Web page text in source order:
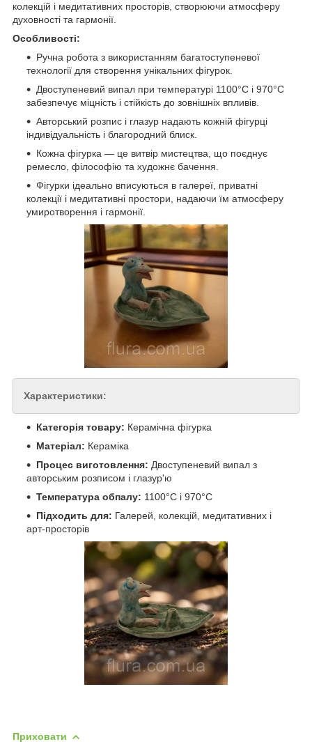
колекцій і медитативних просторів, створюючи атмосферу
духовності та гармонії.
Особливості:
Ручна робота з використанням багатоступеневої
технології для створення унікальних фігурок.
Двоступеневий випал при температурі 1100°C і 970°C
забезпечує міцність і стійкість до зовнішніх впливів.
Авторський розпис і глазур надають кожній фігурці
індивідуальність і благородний блиск.
Кожна фігурка — це витвір мистецтва, що поєднує
ремесло, філософію та художнє бачення.
Фігурки ідеально вписуються в галереї, приватні
колекції і медитативні простори, надаючи їм атмосферу
умиротворення і гармонії.
Характеристики:
Категорія товару: Керамічна фігурка
Матеріал: Кераміка
Процес виготовлення: Двоступеневий випал з
авторським розписом і глазур'ю
Температура обпалу: 1100°C і 970°C
Підходить для: Галерей, колекцій, медитативних і
арт-просторів
Приховати